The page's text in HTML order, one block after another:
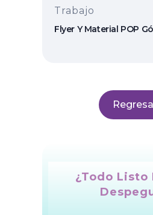
Trabajo
Flyer Y Material POP
¿Todo Listo